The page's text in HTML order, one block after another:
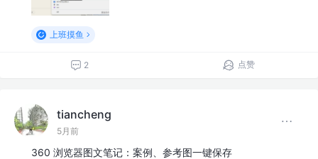
上班摸鱼
2 点赞
tiancheng
5月前
360 浏览器图文笔记：案例、参考图一键保存